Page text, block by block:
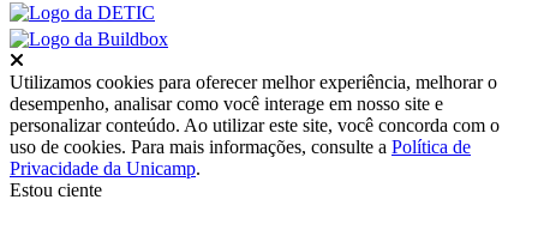
Utilizamos cookies para oferecer melhor experiência, melhorar o
desempenho, analisar como você interage em nosso site e
personalizar conteúdo. Ao utilizar este site, você concorda com o
uso de cookies. Para mais informações, consulte a Política de
Privacidade da Unicamp.
Estou ciente